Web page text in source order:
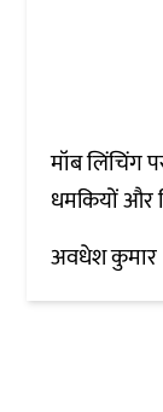
मॉब लिंचिंग
धमकियों और
अवधेश कुमार